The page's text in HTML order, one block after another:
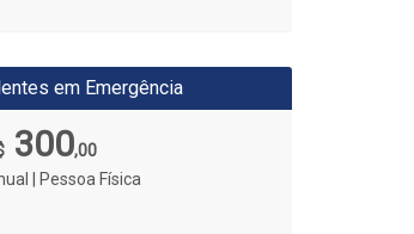
em Emergência
300,00
| Pessoa Física